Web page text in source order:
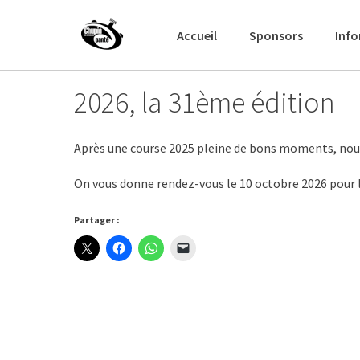
Accueil Sponsors
2026, la 31ème édition
Après une course 2025 pleine de bons moments,
On vous donne rendez-vous le 10 octobre 2026
Partager :